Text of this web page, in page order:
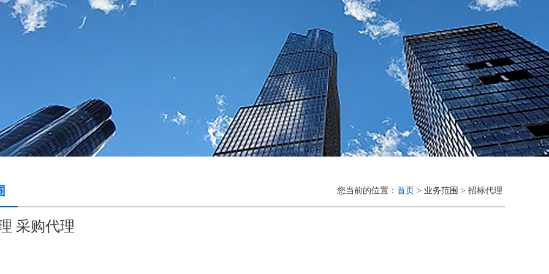
您当前的位置： 首页 > 业务范围 > 招标代理
采购代理